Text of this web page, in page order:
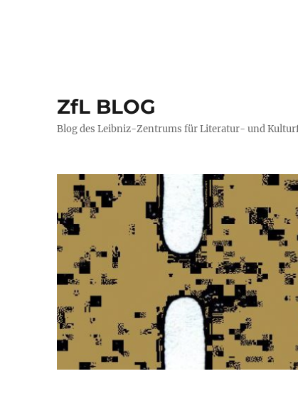
ZfL BLOG
Blog des Leibniz-Zentrums für Literatur- und